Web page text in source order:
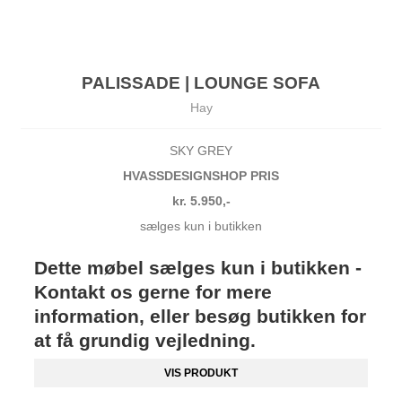
PALISSADE | LOUNGE SOFA
Hay
SKY GREY
HVASSDESIGNSHOP PRIS
kr. 5.950,-
sælges kun i butikken
Dette møbel sælges kun i butikken -
Kontakt os gerne for mere
information, eller besøg butikken for
at få grundig vejledning.
VIS PRODUKT